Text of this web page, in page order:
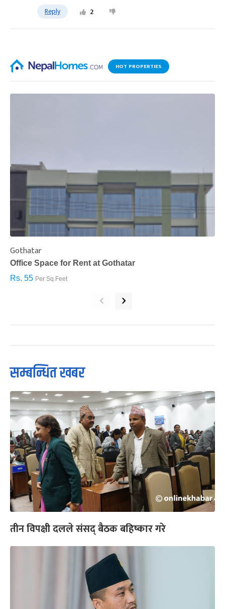
Reply 2
HOT PROPERTIES
Gothatar
Office Space for Rent at Gothatar
Rs. 55 Per Sq.Feet
‹ ›
सम्बन्धित खबर
तीन विपक्षी दलले संसद् बैठक बहिष्कार गरे